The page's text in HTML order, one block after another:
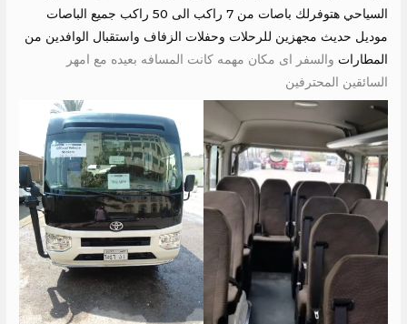
السياحي هتوفرلك باصات من 7 راكب الى 50 راكب جميع الباصات
موديل حديث مجهزين للرحلات وحفلات الزفاف واستقبال الوافدين من
المطارات والسفر اى مكان مهمه كانت المسافه بعيده مع امهر
السائقين المحترفين